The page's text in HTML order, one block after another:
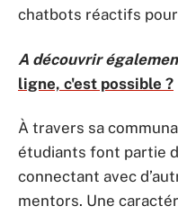
chatbots réactifs
A découvrir
ligne, c'est possible ?
À travers sa
étudiants font partie
connectant avec
mentors. Une